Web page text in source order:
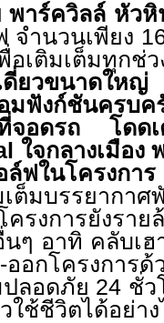
ควิลล์ หัว
จำนวนเพียง
เติมเต็มทุกช่
ดี่ยวขนาดใหญ่
มฟังก์ชันครบ
ดรถ โดดเด่
ใจกลางเมือง
อล์ฟในโคร
ต็มบรรยากา
รงการยังราย
ๆ อาทิ คลับเฮ
-ออกโครงการ
ลอดภัย 24 ชั่ว
ช้ชีวิตได้อย่าง